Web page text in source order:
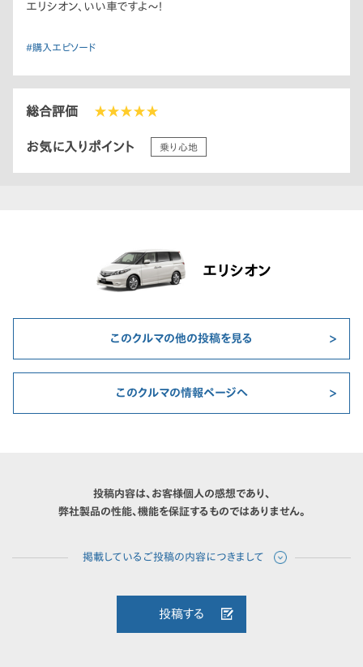
エリシオン、いい車ですよ〜！
#購入エピソード
総合評価 ★★★★★
お気に入りポイント 乗り心地
エリシオン
このクルマの他の投稿を見る
このクルマの情報ページへ
投稿内容は、お客様個人の感想であり、
弊社製品の性能、機能を保証するものではありません。
投稿する